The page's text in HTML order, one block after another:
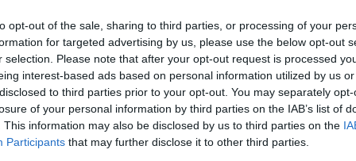
opt-out of the sale, sharing to third parties, or processing of your
for targeted advertising by us, please use the below opt-out
selection. Please note that after your opt-out request is processed
interest-based ads based on personal information utilized by us
to third parties prior to your opt-out. You may separately
of your personal information by third parties on the IAB’s list of
This information may also be disclosed by us to third parties on the
Participants that may further disclose it to other third parties.
javulás fedezhető fel a BÉT vezető
Már amennyiben a 2001-re előre jelzett profitok
megállását annak tekinthetjük (MOL nélkül). A 14
elkészült legfrissebb konszenzus szerint a piaci
várnak az idei évre, míg 11.5%-ot 2002-re